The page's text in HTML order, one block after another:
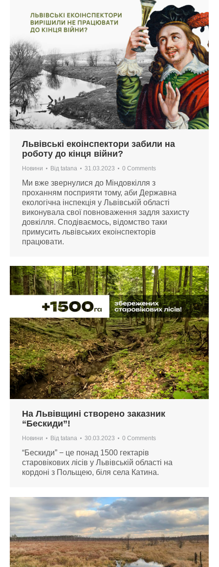
Львівські екоінспектори забили на
роботу до кінця війни?
Новини Від tatana 31.03.2023 0 Comments
Ми вже звернулися до Міндовкілля з
проханням посприяти тому, аби Державна
екологічна інспекція у Львівській області
виконувала свої повноваження задля захисту
довкілля. Сподіваємось, відомство таки
примусить львівських екоінспекторів
працювати.
На Львівщині створено заказник
“Бескиди”!
Новини Від tatana 30.03.2023 0 Comments
“Бескиди” − це понад 1500 гектарів
старовікових лісів у Львівській області на
кордоні з Польщею, біля села Катина.